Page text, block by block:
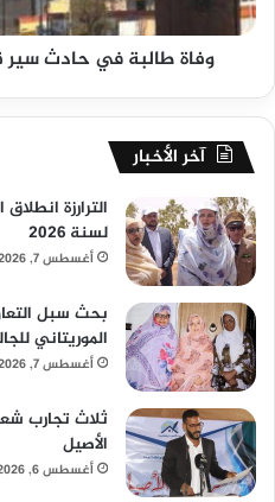
وفاة طالبة في حادث سير
آخر الأخبار
الترارزة
لسنة 2026
أغسطس 7, 2026
بحث سبل
الموريتاني
أغسطس 7, 2026
ثلاث تجارب
الأصيل
أغسطس 6, 2026